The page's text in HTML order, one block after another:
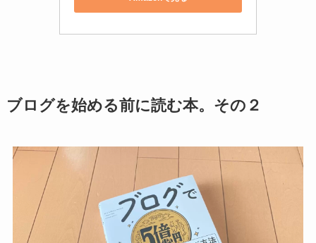
ブログを始める前に読む本。その２